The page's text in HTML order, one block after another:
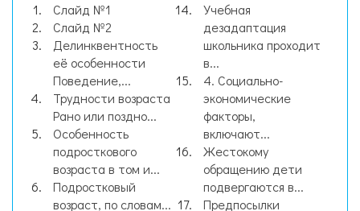
Слайд №1
Слайд №2
Делинквентность
её особенности
Поведение,...
Трудности возраста
Рано или поздно...
Особенность
подросткового
возраста в том и...
Подростковый
возраст, по словам...
Учебная
дезадаптация
школьника проходит
в...
4. Социально-
экономические
факторы,
включают...
Жестокому
обращению дети
подвергаются в...
Предпосылки